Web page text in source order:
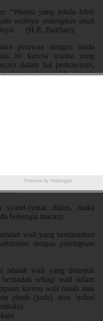
Powered by Helplogger
“Wanita yang janda lebih
walinya sedangkan anak
(H.R. Bukhari).
perawan dengan janda
itu karena wanita yang
dalam hal perkawinan.
dan sudah pernah
diajak bicara dalam hal
acara pernikaha atau aqad
syarat yang harus
itu seorang wali harus
sebagai berikut:
umur)
dan khunsa)
murtad)
atau
orang gila)
syarat diatas, maka
beberapa macam:
wali yang berdasarkan
dengan perempuan
adalah wali yang ditunjuk
sebagi wali dalam
karena wali nasab atau
ghaib (jauh), atau
‘adhal